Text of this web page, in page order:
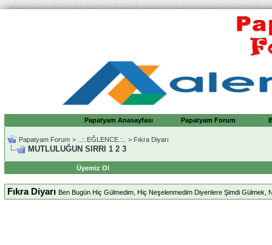
Papatyam Anasayfası Papatyam Forum
Papatyam Forum > ..::.EĞLENCE.::. > Fıkra Diyarı
MUTLULUĞUN SIRRI 1 2 3
Üyemiz Ol
Fıkra Diyarı Ben Bugün Hiç Gülmedim, Hiç Neşelenmedim Diyenlere Şimdi Gülmek,